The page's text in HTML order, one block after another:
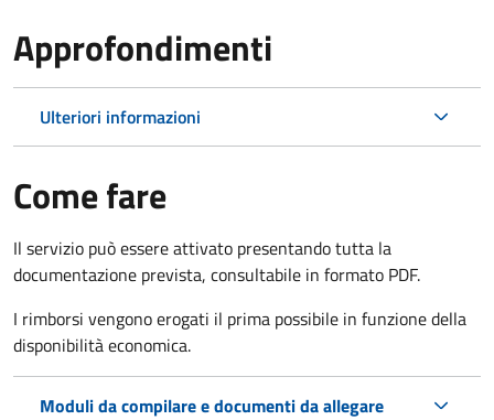
Approfondimenti
Ulteriori informazioni
Come fare
Il servizio può essere attivato presentando tutta la
documentazione prevista, consultabile in formato PDF.
I rimborsi vengono erogati il prima possibile in funzione della
disponibilità economica.
Moduli da compilare e documenti da allegare